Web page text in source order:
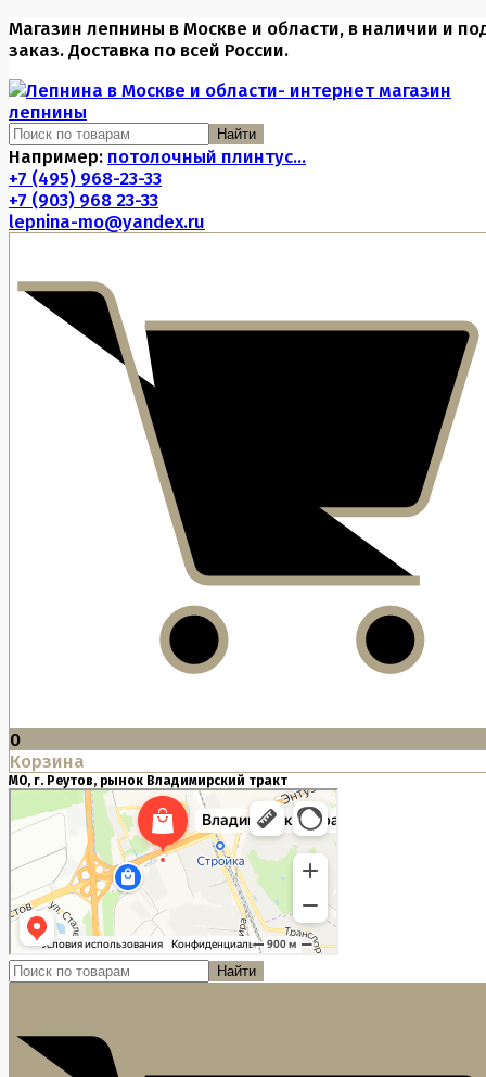
Магазин лепнины в Москве и области, в наличии и
заказ. Доставка по всей России.
Найти
Например: потолочный плинтус...
+7 (495) 968-23-33
+7 (903) 968 23-33
lepnina-mo@yandex.ru
0
Корзина
МО, г. Реутов, рынок Владимирский тракт
Найти